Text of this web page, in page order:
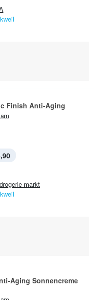
Finish Anti-Aging
markt
Aging Sonnencreme